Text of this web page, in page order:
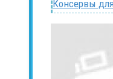
Консервы